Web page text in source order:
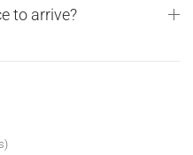
to arrive?
base a